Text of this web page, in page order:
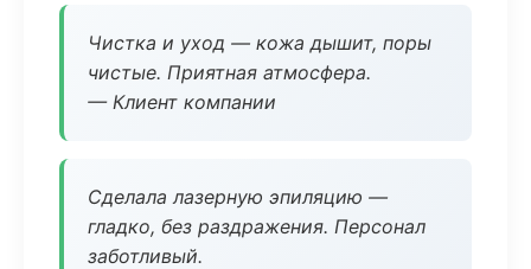
Чистка и уход — кожа дышит, поры
чистые. Приятная атмосфера.
— Клиент компании
Сделала лазерную эпиляцию —
гладко, без раздражения. Персонал
заботливый.